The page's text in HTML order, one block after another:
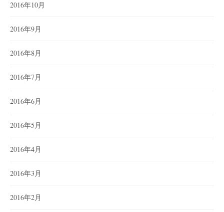
2016年10月
2016年9月
2016年8月
2016年7月
2016年6月
2016年5月
2016年4月
2016年3月
2016年2月